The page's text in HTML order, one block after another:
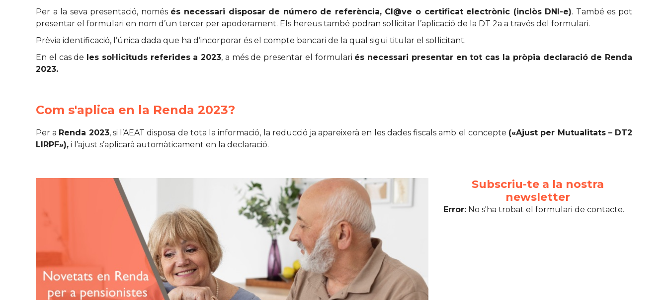
Per a la seva presentació, només és necessari disposar de número de referència, Cl@ve o certificat electrònic (inclòs DNI-e). També es pot
presentar el formulari en nom d’un tercer per apoderament. Els hereus també podran sol·licitar l’aplicació de la DT 2a a través del formulari.
Prèvia identificació, l’única dada que ha d’incorporar és el compte bancari de la qual sigui titular el sol·licitant.
En el cas de les sol·licituds referides a 2023, a més de presentar el formulari és necessari presentar en tot cas la pròpia declaració de Renda
2023.
Com s'aplica en la Renda 2023?
Per a Renda 2023, si l’AEAT disposa de tota la informació, la reducció ja apareixerà en les dades fiscals amb el concepte («Ajust per Mutualitats – DT2
LIRPF»), i l’ajust s’aplicarà automàticament en la declaració.
Subscriu-te a la nostra
newsletter
Error: No s'ha trobat el formulari de contacte.